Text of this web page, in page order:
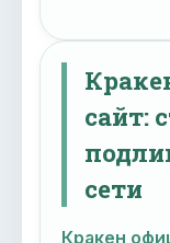
сайт:
сети
Кракен